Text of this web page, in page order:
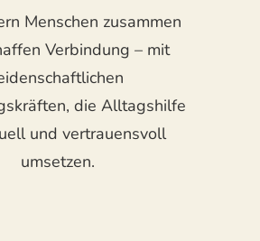
Menschen zusammen
Verbindung – mit
die Alltagshilfe
und vertrauensvoll
umsetzen.